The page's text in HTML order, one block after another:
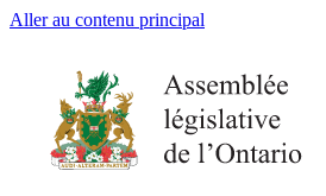
Aller au contenu principal